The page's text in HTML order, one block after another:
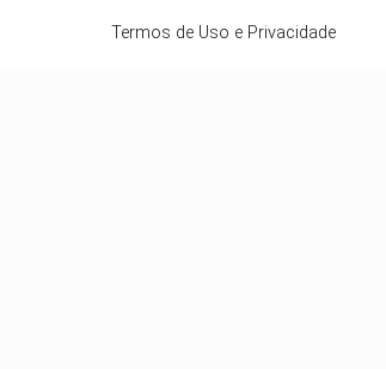
Termos de Uso e Privacidade